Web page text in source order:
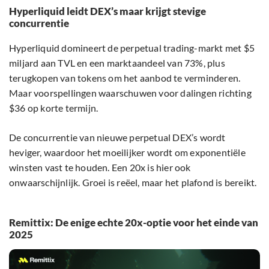
Hyperliquid leidt DEX’s maar krijgt stevige
concurrentie
Hyperliquid domineert de perpetual trading-markt met $5
miljard aan TVL en een marktaandeel van 73%, plus
terugkopen van tokens om het aanbod te verminderen.
Maar voorspellingen waarschuwen voor dalingen richting
$36 op korte termijn.
De concurrentie van nieuwe perpetual DEX’s wordt
heviger, waardoor het moeilijker wordt om exponentiële
winsten vast te houden. Een 20x is hier ook
onwaarschijnlijk. Groei is reëel, maar het plafond is bereikt.
Remittix: De enige echte 20x-optie voor het einde van
2025